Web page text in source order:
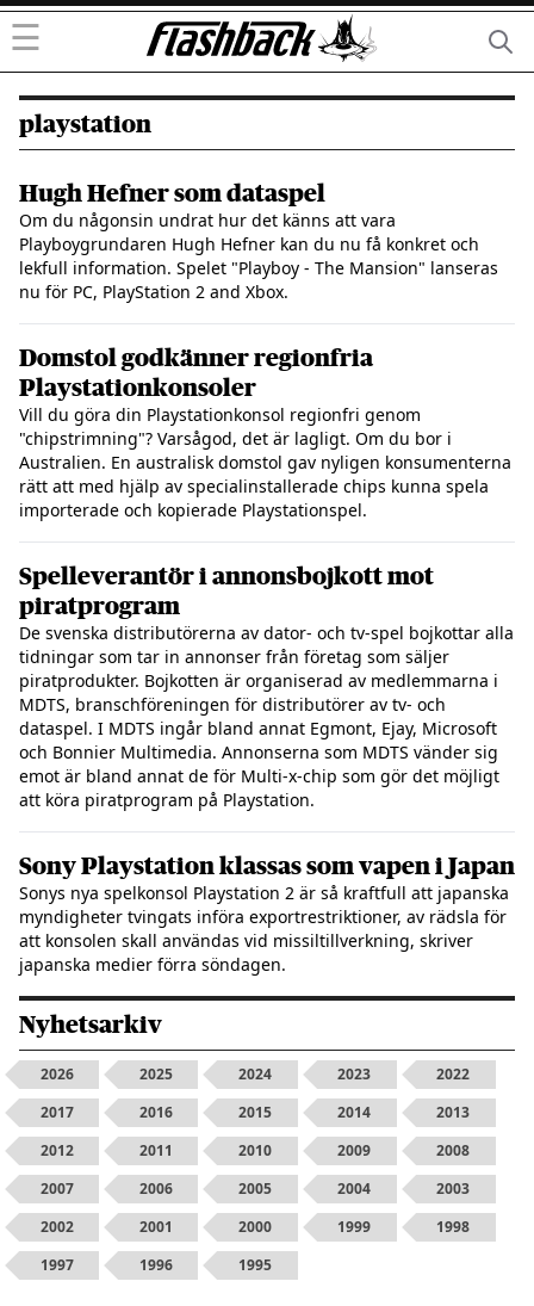
☰
playstation
Hugh Hefner som dataspel
Om du någonsin undrat hur det känns att vara
Playboygrundaren Hugh Hefner kan du nu få konkret och
lekfull information. Spelet "Playboy - The Mansion" lanseras
nu för PC, PlayStation 2 and Xbox.
Domstol godkänner regionfria
Playstationkonsoler
Vill du göra din Playstationkonsol regionfri genom
"chipstrimning"? Varsågod, det är lagligt. Om du bor i
Australien. En australisk domstol gav nyligen konsumenterna
rätt att med hjälp av specialinstallerade chips kunna spela
importerade och kopierade Playstationspel.
Spelleverantör i annonsbojkott mot
piratprogram
De svenska distributörerna av dator- och tv-spel bojkottar alla
tidningar som tar in annonser från företag som säljer
piratprodukter. Bojkotten är organiserad av medlemmarna i
MDTS, branschföreningen för distributörer av tv- och
dataspel. I MDTS ingår bland annat Egmont, Ejay, Microsoft
och Bonnier Multimedia. Annonserna som MDTS vänder sig
emot är bland annat de för Multi-x-chip som gör det möjligt
att köra piratprogram på Playstation.
Sony Playstation klassas som vapen i Japan
Sonys nya spelkonsol Playstation 2 är så kraftfull att japanska
myndigheter tvingats införa exportrestriktioner, av rädsla för
att konsolen skall användas vid missiltillverkning, skriver
japanska medier förra söndagen.
Nyhetsarkiv
2026 2025 2024 2023
2022
2017
2016 2015 2014
2013
2012
2011 2010 2009
2008
2007
2006 2005 2004
2003
2002
2001 2000 1999
1998
1997
1996 1995